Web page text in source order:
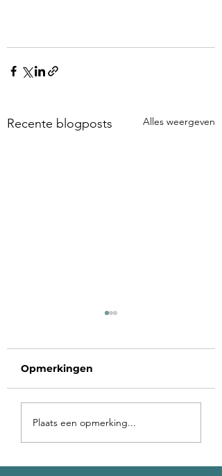
Recente blogposts Alles weergeven
Voorbij de poort
roept je Ziel
Opmerkingen
Plaats een opmerking...